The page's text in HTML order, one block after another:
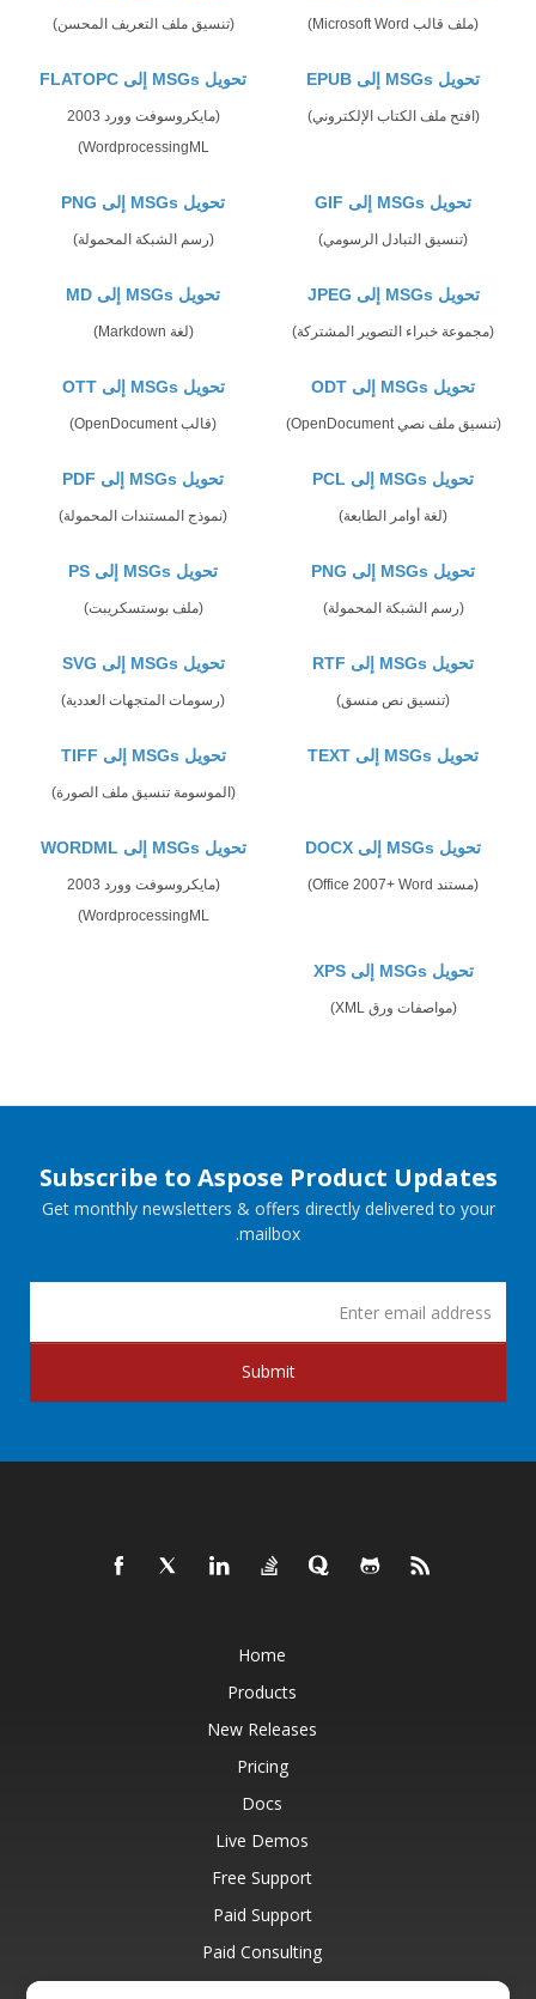
(ملف قالب Microsoft Word) (تنسيق ملف التعريف المحسن)
تحويل MSGs إلى EPUB
(افتح ملف الكتاب الإلكتروني)
تحويل MSGs إلى FLATOPC
(مايكروسوفت وورد 2003
WordprocessingML)
تحويل MSGs إلى GIF
(تنسيق التبادل الرسومي)
تحويل MSGs إلى PNG
(رسم الشبكة المحمولة)
تحويل MSGs إلى JPEG
(مجموعة خبراء التصوير المشتركة)
تحويل MSGs إلى MD
(لغة Markdown)
تحويل MSGs إلى ODT
(تنسيق ملف نصي OpenDocument)
تحويل MSGs إلى OTT
(قالب OpenDocument)
تحويل MSGs إلى PCL
(لغة أوامر الطابعة)
تحويل MSGs إلى PDF
(نموذج المستندات المحمولة)
تحويل MSGs إلى PNG
(رسم الشبكة المحمولة)
تحويل MSGs إلى PS
(ملف بوستسكريبت)
تحويل MSGs إلى RTF
(تنسيق نص منسق)
تحويل MSGs إلى SVG
(رسومات المتجهات العددية)
تحويل MSGs إلى TEXT تحويل MSGs إلى TIFF
(الموسومة تنسيق ملف الصورة)
تحويل MSGs إلى DOCX
(مستند Office 2007+ Word)
تحويل MSGs إلى WORDML
(مايكروسوفت وورد 2003
WordprocessingML)
تحويل MSGs إلى XPS
(مواصفات ورق XML)
Subscribe to Aspose Product Updates
Get monthly newsletters & offers directly delivered to your
mailbox.
Submit
Home
Products
New Releases
Pricing
Docs
Live Demos
Free Support
Paid Support
Paid Consulting
Blog